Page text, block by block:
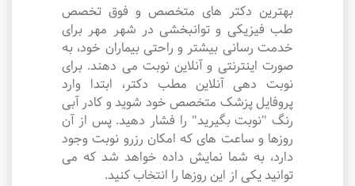
بهترین دکتر های متخصص و فوق تخصص
طب فیزیکی و توانبخشی در شهر مهر برای
خدمت رسانی بیشتر و راحتی بیماران خود، به
صورت اینترنتی و آنلاین نوبت می دهند. برای
نوبت دهی آنلاین مطب دکتر، ابتدا وارد
پروفایل پزشک متخصص خود شوید و کادر آبی
رنگ "نوبت بگیرید" را فشار دهید. پس از آن
روزها و ساعت های که امکان رزرو نوبت وجود
دارد، به شما نمایش داده خواهد شد که می
توانید یکی از این روزها را انتخاب کنید.